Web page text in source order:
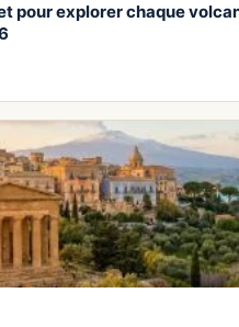
pour explorer chaque